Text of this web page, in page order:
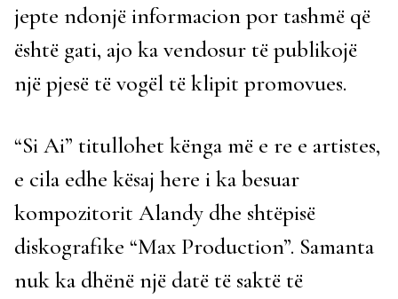
jepte ndonjë informacion por tashmë që
është gati, ajo ka vendosur të publikojë
një pjesë të vogël të klipit promovues.
“Si Ai” titullohet kënga më e re e artistes,
e cila edhe kësaj here i ka besuar
kompozitorit Alandy dhe shtëpisë
diskografike “Max Production”. Samanta
nuk ka dhënë një datë të saktë të